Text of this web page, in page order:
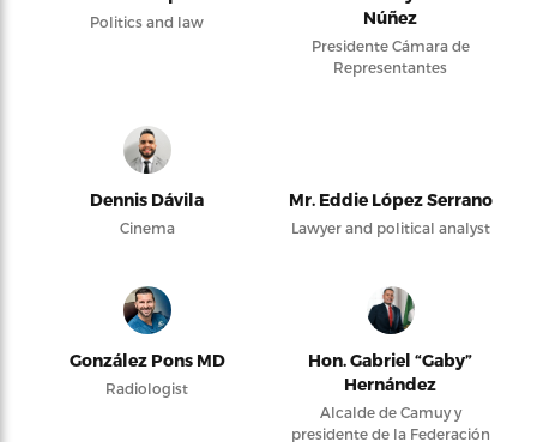
Politics and law
Núñez
Presidente Cámara de
Representantes
Dennis Dávila
Cinema
Mr. Eddie López Serrano
Lawyer and political analyst
González Pons MD
Radiologist
Hon. Gabriel “Gaby”
Hernández
Alcalde de Camuy y
presidente de la Federación